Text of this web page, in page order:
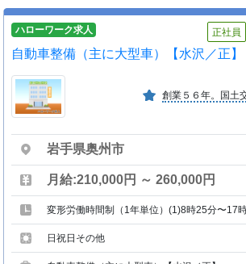
ハローワーク求人 正社員
自動車整備（主に大型車）【水沢／正】
岩手県奥州市
月給:210,000円 ～ 260,000円
変形労働時間制（1年単位）(1)8時25分〜17
日祝日その他